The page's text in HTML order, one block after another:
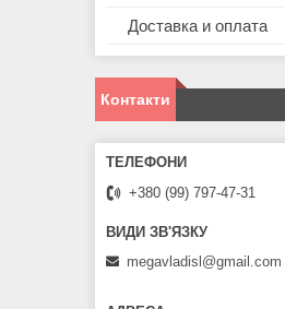
Доставка и оплата
Контакти
+380 (99) 797-47-31
megavladisl@gmail.com